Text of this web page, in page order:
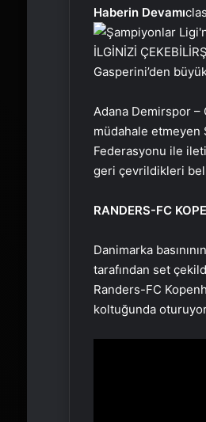
Haberin Devamı
İLGİNİZİ ÇEKEBİLİR
Gasperini’den
Adana Demirspor –
müdahale
Federasyonu ile
geri çevrildikleri
RANDERS-FC
Danimarka
tarafından set
Randers-FC
koltuğunda